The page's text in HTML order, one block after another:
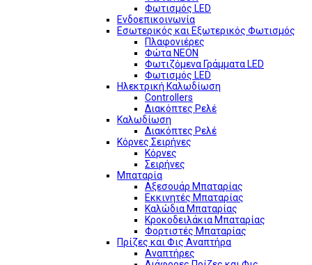
Φωτισμός LED
Ενδοεπικοινωνία
Εσωτερικός και Εξωτερικός Φωτισμός
Πλαφονιέρες
Φώτα NEON
Φωτιζόμενα Γράμματα LED
Φωτισμός LED
Ηλεκτρική Καλωδίωση
Controllers
Διακόπτες Ρελέ
Καλωδίωση
Διακόπτες Ρελέ
Κόρνες Σειρήνες
Κόρνες
Σειρήνες
Μπαταρία
Αξεσουάρ Μπαταρίας
Εκκινητές Μπαταρίας
Καλώδια Μπαταρίας
Κροκοδειλάκια Μπαταρίας
Φορτιστές Μπαταρίας
Πρίζες και Φις Αναπτήρα
Αναπτήρες